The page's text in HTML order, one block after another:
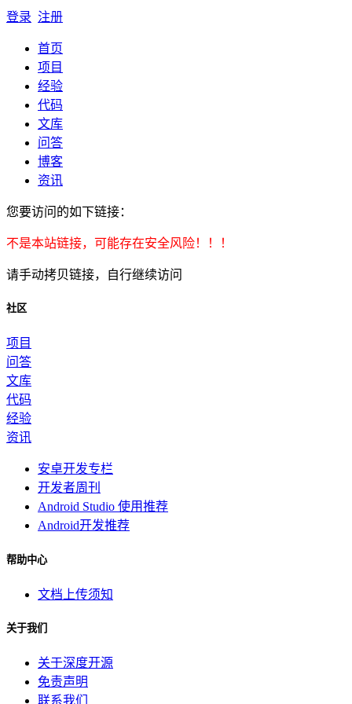
登录 注册
首页
项目
经验
代码
文库
问答
博客
资讯
您要访问的如下链接：
不是本站链接，可能存在安全风险！！！
请手动拷贝链接，自行继续访问
社区
项目
问答
文库
代码
经验
资讯
安卓开发专栏
开发者周刊
Android Studio 使用推荐
Android开发推荐
帮助中心
文档上传须知
关于我们
关于深度开源
免责声明
联系我们